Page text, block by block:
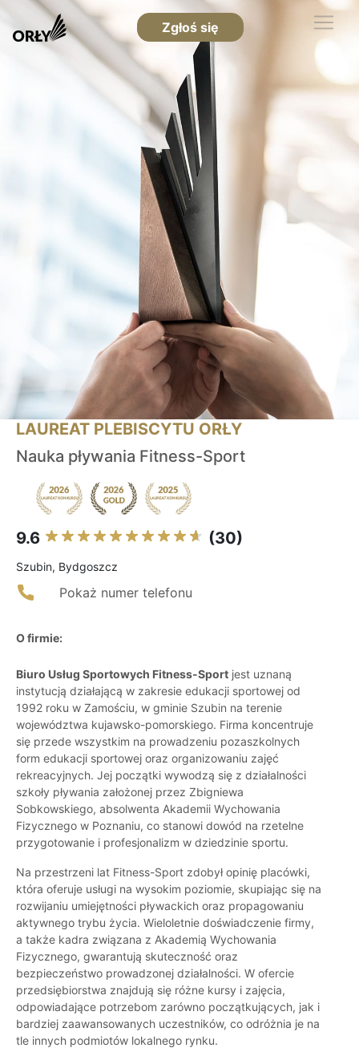
Zgłoś się
LAUREAT PLEBISCYTU ORŁY
Nauka pływania Fitness-Sport
9.6 (30)
Szubin, Bydgoszcz
Pokaż numer telefonu
O firmie:
Biuro Usług Sportowych Fitness-Sport jest uznaną
instytucją działającą w zakresie edukacji sportowej od
1992 roku w Zamościu, w gminie Szubin na terenie
województwa kujawsko-pomorskiego. Firma koncentruje
się przede wszystkim na prowadzeniu pozaszkolnych
form edukacji sportowej oraz organizowaniu zajęć
rekreacyjnych. Jej początki wywodzą się z działalności
szkoły pływania założonej przez Zbigniewa
Sobkowskiego, absolwenta Akademii Wychowania
Fizycznego w Poznaniu, co stanowi dowód na rzetelne
przygotowanie i profesjonalizm w dziedzinie sportu.
Na przestrzeni lat Fitness-Sport zdobył opinię placówki,
która oferuje usługi na wysokim poziomie, skupiając się na
rozwijaniu umiejętności pływackich oraz propagowaniu
aktywnego trybu życia. Wieloletnie doświadczenie firmy,
a także kadra związana z Akademią Wychowania
Fizycznego, gwarantują skuteczność oraz
bezpieczeństwo prowadzonej działalności. W ofercie
przedsiębiorstwa znajdują się różne kursy i zajęcia,
odpowiadające potrzebom zarówno początkujących, jak i
bardziej zaawansowanych uczestników, co odróżnia je na
tle innych podmiotów lokalnego rynku.